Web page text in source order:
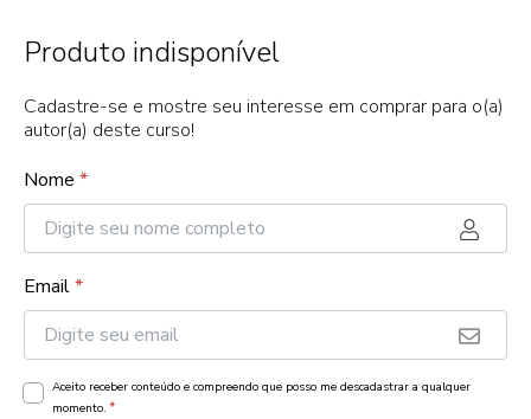
Produto indisponível
Cadastre-se e mostre seu interesse em comprar para o(a)
autor(a) deste curso!
Nome *
Email*
Aceito receber conteúdo e compreendo que posso me descadastrar a qualquer
momento. *